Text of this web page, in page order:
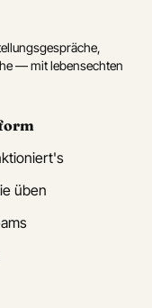
— mit lebensechten
üben